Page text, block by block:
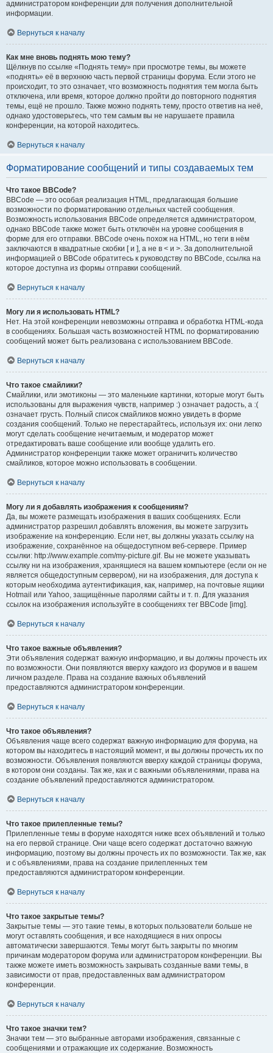
администратором конференции для получения дополнительной
информации.
Вернуться к началу
Как мне вновь поднять мою тему?
Щёлкнув по ссылке «Поднять тему» при просмотре темы, вы можете
«поднять» её в верхнюю часть первой страницы форума. Если этого не
происходит, то это означает, что возможность поднятия тем могла быть
отключена, или время, которое должно пройти до повторного поднятия
темы, ещё не прошло. Также можно поднять тему, просто ответив на неё,
однако удостоверьтесь, что тем самым вы не нарушаете правила
конференции, на которой находитесь.
Вернуться к началу
Форматирование сообщений и типы создаваемых тем
Что такое BBCode?
BBCode — это особая реализация HTML, предлагающая большие
возможности по форматированию отдельных частей сообщения.
Возможность использования BBCode определяется администратором,
однако BBCode также может быть отключён на уровне сообщения в
форме для его отправки. BBCode очень похож на HTML, но теги в нём
заключаются в квадратные скобки [ и ], а не в < и >. За дополнительной
информацией о BBCode обратитесь к руководству по BBCode, ссылка на
которое доступна из формы отправки сообщений.
Вернуться к началу
Могу ли я использовать HTML?
Нет. На этой конференции невозможны отправка и обработка HTML-кода
в сообщениях. Большая часть возможностей HTML по форматированию
сообщений может быть реализована с использованием BBCode.
Вернуться к началу
Что такое смайлики?
Смайлики, или эмотиконы — это маленькие картинки, которые могут быть
использованы для выражения чувств, например :) означает радость, а :(
означает грусть. Полный список смайликов можно увидеть в форме
создания сообщений. Только не перестарайтесь, используя их: они легко
могут сделать сообщение нечитаемым, и модератор может
отредактировать ваше сообщение или вообще удалить его.
Администратор конференции также может ограничить количество
смайликов, которое можно использовать в сообщении.
Вернуться к началу
Могу ли я добавлять изображения к сообщениям?
Да, вы можете размещать изображения в ваших сообщениях. Если
администратор разрешил добавлять вложения, вы можете загрузить
изображение на конференцию. Если нет, вы должны указать ссылку на
изображение, сохранённое на общедоступном веб-сервере. Пример
ссылки: http://www.example.com/my-picture.gif. Вы не можете указывать
ссылку ни на изображения, хранящиеся на вашем компьютере (если он не
является общедоступным сервером), ни на изображения, для доступа к
которым необходима аутентификация, как, например, на почтовые ящики
Hotmail или Yahoo, защищённые паролями сайты и т. п. Для указания
ссылок на изображения используйте в сообщениях тег BBCode [img].
Вернуться к началу
Что такое важные объявления?
Эти объявления содержат важную информацию, и вы должны прочесть их
по возможности. Они появляются вверху каждого из форумов и в вашем
личном разделе. Права на создание важных объявлений
предоставляются администратором конференции.
Вернуться к началу
Что такое объявления?
Объявления чаще всего содержат важную информацию для форума, на
котором вы находитесь в настоящий момент, и вы должны прочесть их по
возможности. Объявления появляются вверху каждой страницы форума,
в котором они созданы. Так же, как и с важными объявлениями, права на
создание объявлений предоставляются администратором.
Вернуться к началу
Что такое прилепленные темы?
Прилепленные темы в форуме находятся ниже всех объявлений и только
на его первой странице. Они чаще всего содержат достаточно важную
информацию, поэтому вы должны прочесть их по возможности. Так же, как
и с объявлениями, права на создание прилепленных тем
предоставляются администратором конференции.
Вернуться к началу
Что такое закрытые темы?
Закрытые темы — это такие темы, в которых пользователи больше не
могут оставлять сообщения, и все находящиеся в них опросы
автоматически завершаются. Темы могут быть закрыты по многим
причинам модератором форума или администратором конференции. Вы
также можете иметь возможность закрывать созданные вами темы, в
зависимости от прав, предоставленных вам администратором
конференции.
Вернуться к началу
Что такое значки тем?
Значки тем — это выбранные авторами изображения, связанные с
сообщениями и отражающие их содержание. Возможность